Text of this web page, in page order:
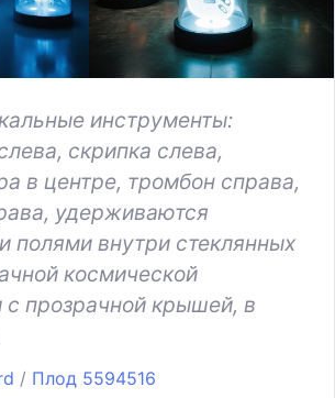
инструменты:
скрипка слева,
в центре, тромбон справа,
удерживаются
полями внутри стеклянных
космической
с прозрачной крышей, в
/ Плод 5594516